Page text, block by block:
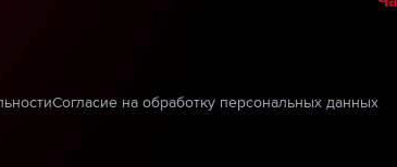
Согласие на обработку персональных данных